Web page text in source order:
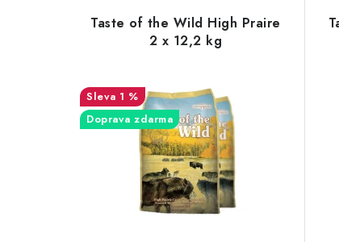
Taste of the Wild High Praire
2 x 12,2 kg
1 %
Doprava zdarma